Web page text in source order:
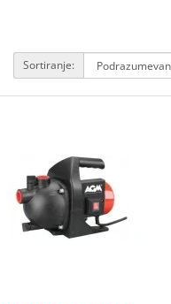
Sortiranje: